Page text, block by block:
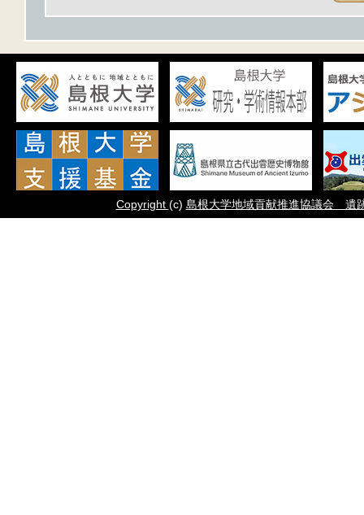
Copyright (c) 島根大学地域貢献推進協議会 遺